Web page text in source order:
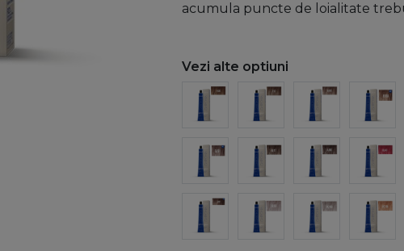
acumula puncte de loialitate
Vezi alte optiuni